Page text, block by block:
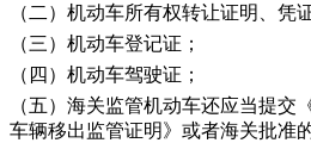
（二）机动车所有权转让证明、凭
（三）机动车登记证；
（四）机动车驾驶证；
（五）海关监管机动车还应当提交
车辆移出监管证明》或者海关批准